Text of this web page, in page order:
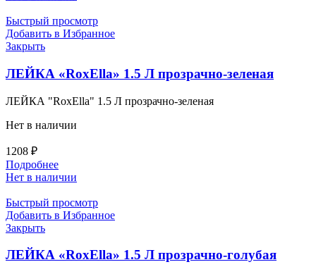
Быстрый просмотр
Добавить в Избранное
Закрыть
ЛЕЙКА «RoxElla» 1.5 Л прозрачно-зеленая
ЛЕЙКА "RoxElla" 1.5 Л прозрачно-зеленая
Нет в наличии
1208 ₽
Подробнее
Нет в наличии
Быстрый просмотр
Добавить в Избранное
Закрыть
ЛЕЙКА «RoxElla» 1.5 Л прозрачно-голубая